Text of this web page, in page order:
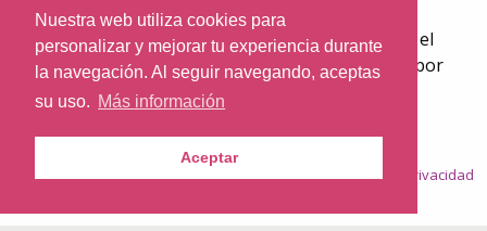
Nuestra web utiliza cookies para
personalizar y mejorar tu experiencia durante
la navegación. Al seguir navegando, aceptas
su uso. Más información
Aceptar
Mozambique ante su inminente viaje, del 4 al 6 de
septiembre, junto a Madagascar y Mauricio. Todo el
programa del viaje, será retransmitido en directo por
Nazaret TV.
© 2026Nazaret.TV·Condiciones generales·Política de privacidad